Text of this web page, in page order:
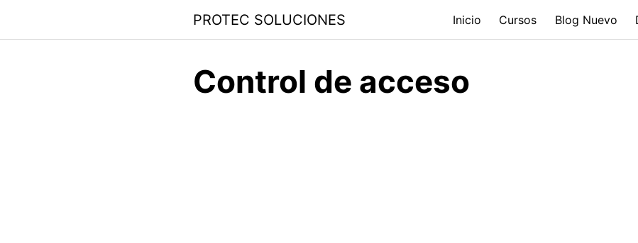
PROTEC SOLUCIONES Inicio Cursos Blog Nuevo
Control de acceso